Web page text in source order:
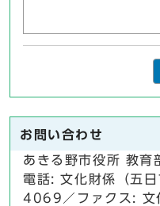
お問い合わせ
あきる野市役所 教育
電話: 文化財係（五
4069／ファクス: